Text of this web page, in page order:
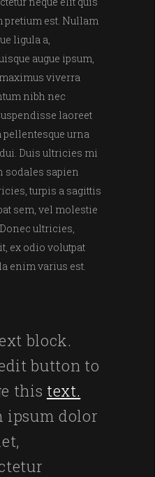
pretium est. Nullam
ligula a,
augue ipsum,
viverra
nibh nec
laoreet
pellentesque urna
Duis ultricies mi
sodales sapien
turpis a sagittis
sem, vel molestie
ultricies,
ex odio volutpat
enim varius est.
block.
button to
this text.
ipsum dolor